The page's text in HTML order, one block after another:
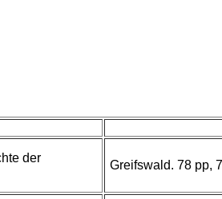
der
Greifswald. 78 pp,